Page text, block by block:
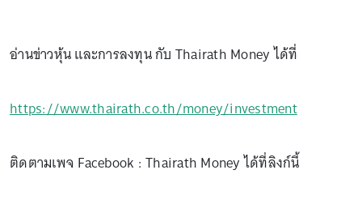
อ่านข่าวหุ้น และการลงทุน กับ Thairath Money ได้ที่
https://www.thairath.co.th/money/investment
ติดตามเพจ Facebook : Thairath Money ได้ที่ลิงก์นี้